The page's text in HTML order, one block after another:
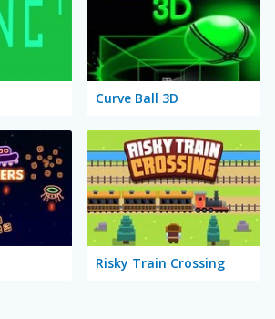
Curve Ball 3D
Risky Train Crossing